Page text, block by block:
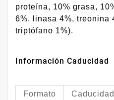
proteína, 10% grasa,
6%, linasa 4%, treonina
triptófano 1%).
Información Caducidad
Formato Caducidad